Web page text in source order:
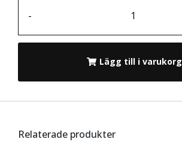
-
Lägg till i varukorg
Relaterade produkter